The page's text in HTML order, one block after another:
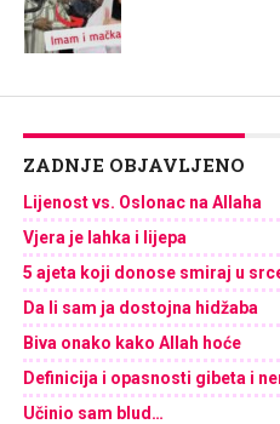
ZADNJE OBJAVLJENO
Lijenost vs. Oslonac na Allaha
Vjera je lahka i lijepa
5 ajeta koji donose smiraj u
Da li sam ja dostojna hidžaba
Biva onako kako Allah hoće
Definicija i opasnosti gibeta i
Učinio sam blud…